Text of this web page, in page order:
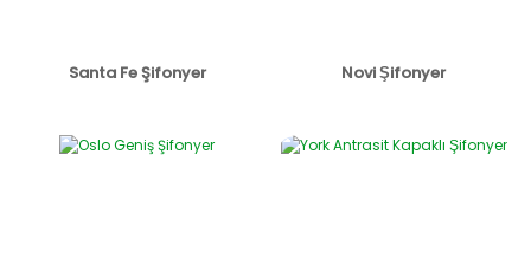
Santa Fe Şifonyer Novi Şifonyer